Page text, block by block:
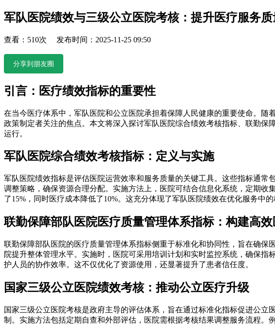
军队医院绩效与三级公立医院考核：提升医疗服务
查看：510次 发布时间：2025-11-25 09:50
分享到朋友圈
引言：医疗绩效指标的重要性
在当今医疗体系中，军队医院和公立医院承担着保障人民健康的重要使命。
政策制定者关注的焦点。本文将深入探讨军队医院综合绩效考核指标、联勤
运行。
军队医院综合绩效考核指标：定义与实施
军队医院绩效指标是评估医院运营效率和服务质量的关键工具。这些指标通
调整策略，确保资源合理分配。实施方法上，医院可结合信息化系统，定期
了15%，同时医疗成本降低了10%。这充分体现了军队医院绩效在优化服务中的
联勤保障部队医院医疗质量管理体系指标：构建高
联勤保障部队医院的医疗质量管理体系指标侧重于标准化和协同性，旨在确
院提升整体管理水平。实施时，医院可采用培训计划和实时监控系统，确保
护人员的协作效率。这不仅优化了资源使用，还显著提升了患者信任度。
国家三级公立医院绩效考核：推动公立医疗升级
国家三级公立医院考核是政府主导的评估体系，旨在通过标准化指标促进公
制。实施方法包括定期自查和外部评估，医院需根据考核结果调整服务流程